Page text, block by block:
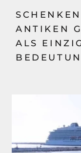
ANTIKEN
ALS